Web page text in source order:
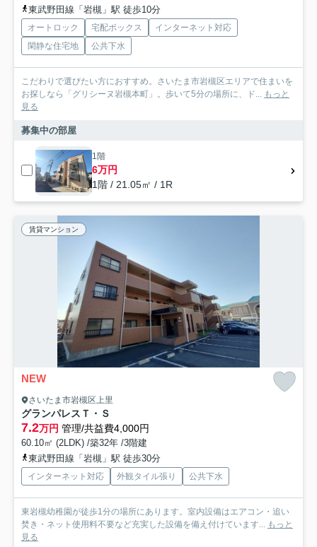
東武野田線「岩槻」駅 徒歩10分
オートロック 宅配ボックス
インターネット対応
閑静な住宅地
公共下水
こだわりで選びたい方におすすめ。さいたま市岩槻区エリアで住まいを
お探しなら「グリシーヌ岩槻本町」。歩いて5分の場所に、ド...
もっと
見る
募集中の部屋
1階
6万円
1階 / 21.05㎡ / 1R
賃貸マンション
NEW
さいたま市岩槻区上里
グランパレスＴ・Ｓ
7.2万円 管理/共益費4,000円
60.10㎡ (2LDK) /築32年 /3階建
東武野田線「岩槻」駅 徒歩30分
インターネット対応 外観タイル張り 公共下水
東岩槻幼稚園が徒歩1分の場所にあります。室内設備はエアコン・追い
焚き・ネット使用料不要など充実した設備を備え付けています...
もっと
見る